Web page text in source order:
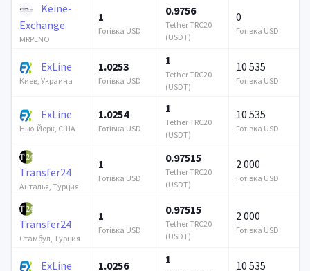
Keine-
Exchange
MRPLNO
1
Готівка USD
0.9756
Tether TRC20
(USDT)
0
Готівка USD
ExLine
Киев, Украина
1.0253
Готівка USD
1
Tether TRC20
(USDT)
10 535
Готівка USD
ExLine
Нью-Йорк, США
1.0254
Готівка USD
1
Tether TRC20
(USDT)
10 535
Готівка USD
Transfer24
Анталья, Турция
1
Готівка USD
0.97515
Tether TRC20
(USDT)
2 000
Готівка USD
Transfer24
Стамбул, Турция
1
Готівка USD
0.97515
Tether TRC20
(USDT)
2 000
Готівка USD
ExLine 1.0256 1 10 535